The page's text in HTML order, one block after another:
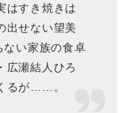
はすき焼きは
出せない望美
ない家族の食卓
広瀬結人ひろ
るが……。